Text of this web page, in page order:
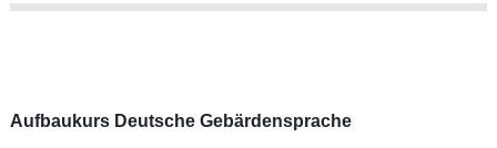
Aufbaukurs Deutsche Gebärdensprache